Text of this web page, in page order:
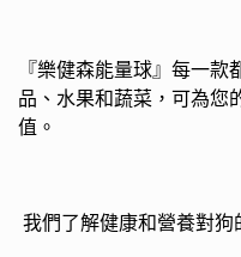
『樂健森能量球』每一
品、水果和蔬菜，可為您
值。
我們了解健康和營養對狗